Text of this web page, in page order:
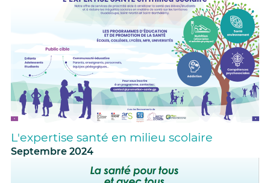
L'expertise santé en milieu scolaire
Septembre 2024